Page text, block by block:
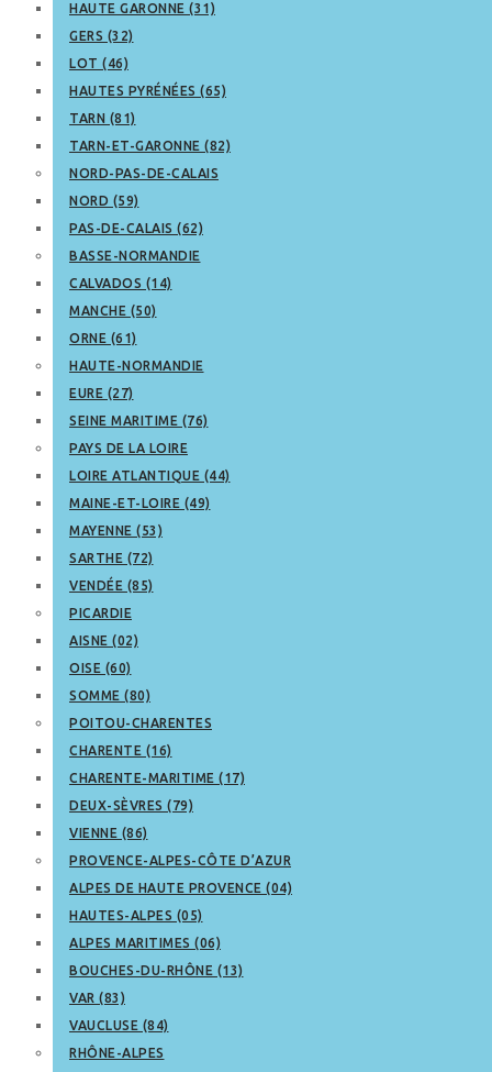
HAUTE GARONNE (31)
GERS (32)
LOT (46)
HAUTES PYRÉNÉES (65)
TARN (81)
TARN-ET-GARONNE (82)
NORD-PAS-DE-CALAIS
NORD (59)
PAS-DE-CALAIS (62)
BASSE-NORMANDIE
CALVADOS (14)
MANCHE (50)
ORNE (61)
HAUTE-NORMANDIE
EURE (27)
SEINE MARITIME (76)
PAYS DE LA LOIRE
LOIRE ATLANTIQUE (44)
MAINE-ET-LOIRE (49)
MAYENNE (53)
SARTHE (72)
VENDÉE (85)
PICARDIE
AISNE (02)
OISE (60)
SOMME (80)
POITOU-CHARENTES
CHARENTE (16)
CHARENTE-MARITIME (17)
DEUX-SÈVRES (79)
VIENNE (86)
PROVENCE-ALPES-CÔTE D’AZUR
ALPES DE HAUTE PROVENCE (04)
HAUTES-ALPES (05)
ALPES MARITIMES (06)
BOUCHES-DU-RHÔNE (13)
VAR (83)
VAUCLUSE (84)
RHÔNE-ALPES